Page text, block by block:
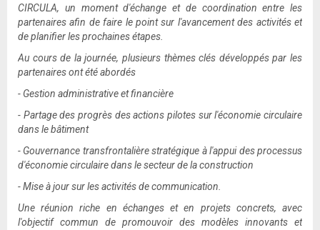
CIRCULA, un moment d'échange et de coordination entre les
partenaires afin de faire le point sur l'avancement des activités et
de planifier les prochaines étapes.
Au cours de la journée, plusieurs thèmes clés développés par les
partenaires ont été abordés
- Gestion administrative et financière
- Partage des progrès des actions pilotes sur l'économie circulaire
dans le bâtiment
- Gouvernance transfrontalière stratégique à l'appui des processus
d'économie circulaire dans le secteur de la construction
- Mise à jour sur les activités de communication.
Une réunion riche en échanges et en projets concrets, avec
l'objectif commun de promouvoir des modèles innovants et